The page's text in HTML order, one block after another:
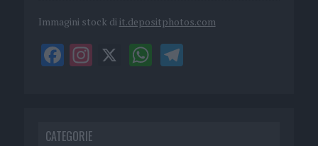
Immagini stock di it.depositphotos.com
CATEGORIE